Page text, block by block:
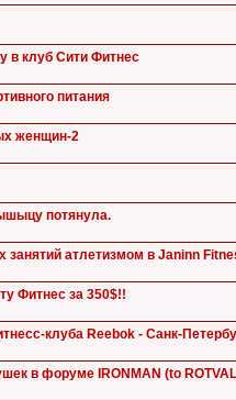
в клуб Сити Фитнес
питания
женщин-2
потянула.
занятий атлетизмом в Janinn
Фитнес за 350$!!
клуба Reebok - Санк-
в форуме IRONMAN (to